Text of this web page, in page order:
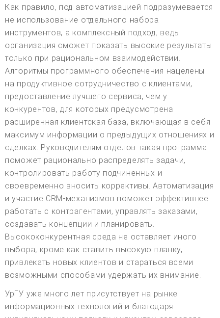
Как правило, под автоматизацией подразумевается
не использование отдельного набора
инструментов, а комплексный подход, ведь
организация сможет показать высокие результаты
только при рациональном взаимодействии.
Алгоритмы программного обеспечения нацелены
на продуктивное сотрудничество с клиентами,
предоставление лучшего сервиса, чем у
конкурентов, для которых предусмотрена
расширенная клиентская база, включающая в себя
максимум информации о предыдущих отношениях и
сделках. Руководителям отделов такая программа
поможет рационально распределять задачи,
контролировать работу подчиненных и
своевременно вносить коррективы. Автоматизация
и участие CRM-механизмов поможет эффективнее
работать с контрагентами, управлять заказами,
создавать концепции и планировать.
Высококонкурентная среда не оставляет иного
выбора, кроме как ставить высокую планку,
привлекать новых клиентов и стараться всеми
возможными способами удержать их внимание.
УрГУ уже много лет присутствует на рынке
информационных технологий и благодаря